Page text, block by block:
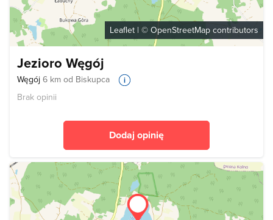
Leaflet | © OpenStreetMap contributors
Jezioro Węgój
Węgój 6 km od Biskupca
Brak opinii
Dodaj opinię